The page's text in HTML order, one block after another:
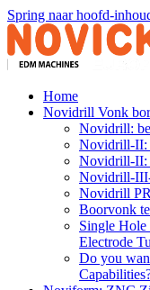
Spring naar hoofd-
Home
Novidrill Vonk
Novidrill:
Novidrill-II:
Novidrill-II:
Novidrill-
Novidrill
Boorvonk
Single
Electrode
Do you